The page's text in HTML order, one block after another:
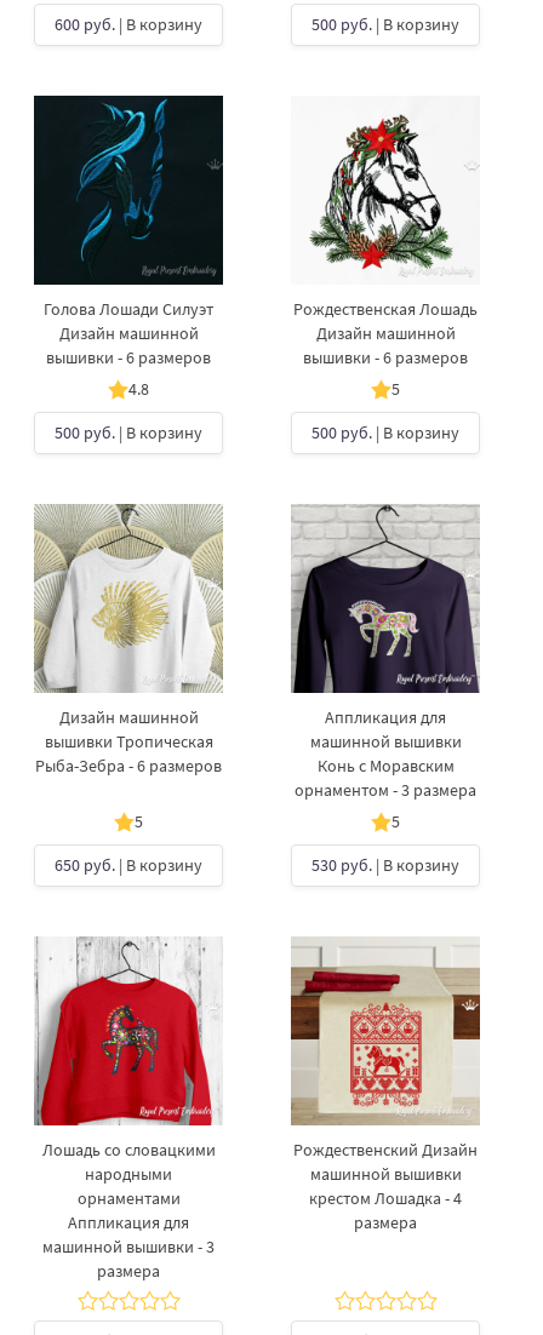
600 руб. | В корзину 500 руб. | В корзину
Голова Лошади Силуэт
Дизайн машинной
вышивки - 6 размеров
4.8
500 руб. | В корзину
Рождественская Лошадь
Дизайн машинной
вышивки - 6 размеров
5
500 руб. | В корзину
Дизайн машинной
вышивки Тропическая
Рыба-Зебра - 6 размеров
5
650 руб. | В корзину
Аппликация для
машинной вышивки
Конь с Моравским
орнаментом - 3 размера
5
530 руб. | В корзину
Лошадь со словацкими
народными
орнаментами
Аппликация для
машинной вышивки - 3
размера
Рождественский Дизайн
машинной вышивки
крестом Лошадка - 4
размера